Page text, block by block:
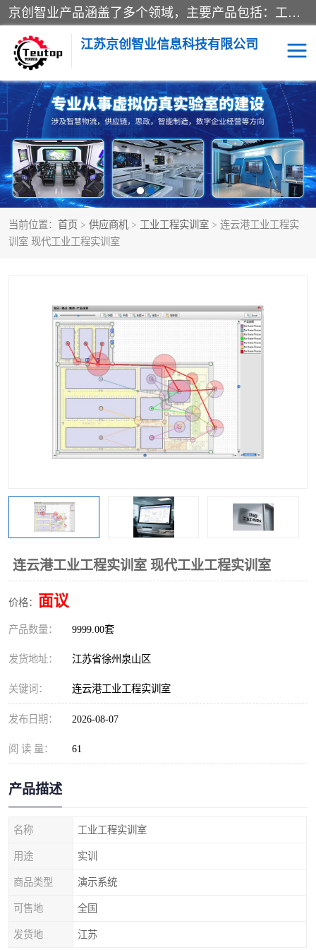
京创智业产品涵盖了多个领域，主要产品包括：工业4.0生产线解决方案，智慧物流综合实训室，教学设备与实验室建设，虚拟仿真实验室等。公司将秉持“创新、执着、诚信、共赢”的理念，以“将服务当作使命”为核心价值观，致力于为客户创造价值，与客户、合作伙伴和员工共同成长。
江苏京创智业信息科技有限公司
当前位置： 首页 > 供应商机 > 工业工程实训室 > 连云港工业工程实
训室 现代工业工程实训室
连云港工业工程实训室 现代工业工程实训室
价格： 面议
产品数量： 9999.00套
发货地址： 江苏省徐州泉山区
关键词： 连云港工业工程实训室
发布日期： 2026-08-07
阅 读 量： 61
产品描述
名称 工业工程实训室
用途 实训
商品类型 演示系统
可售地 全国
发货地 江苏
VR物流实训 低碳供应链
生产系统仿真 冷链物流
供应链管理 思政
智慧零售实训 智能制造
工业工程实训室